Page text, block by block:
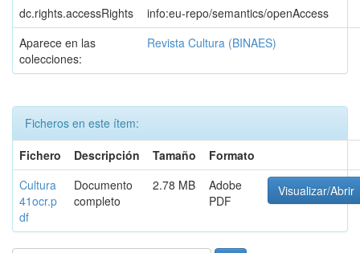
dc.rights.accessRights
info:eu-repo/semantics/openAccess
Aparece en las
colecciones:
Revista Cultura (BINAES)
Ficheros en este ítem:
Fichero
Descripción Tamaño
Formato
Cultura
41ocr.p
df
Documento
completo
2.78 MB
Adobe
PDF
Visualizar/Abrir